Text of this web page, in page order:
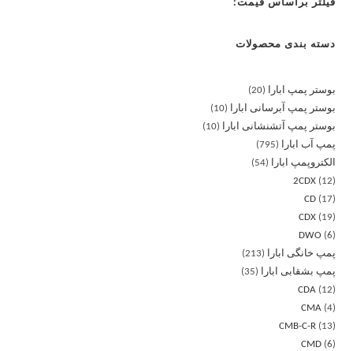
فیلتر براساس قیمت:
دسته بندی محصولات
بوستر پمپ ابارا
20
بوستر پمپ آبرسانی ابارا
10
بوستر پمپ آتشنشانی ابارا
10
پمپ آب ابارا
795
الکتروپمپ ابارا
54
2CDX
12
CD
17
CDX
19
DWO
6
پمپ خانگی ابارا
213
پمپ بشقابی ابارا
35
CDA
12
CMA 4
CMB-C-R
13
CMD 6